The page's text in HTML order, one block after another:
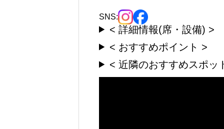
SNS:
< 詳細情報(席・設備) >
< おすすめポイント >
< 近隣のおすすめスポッ